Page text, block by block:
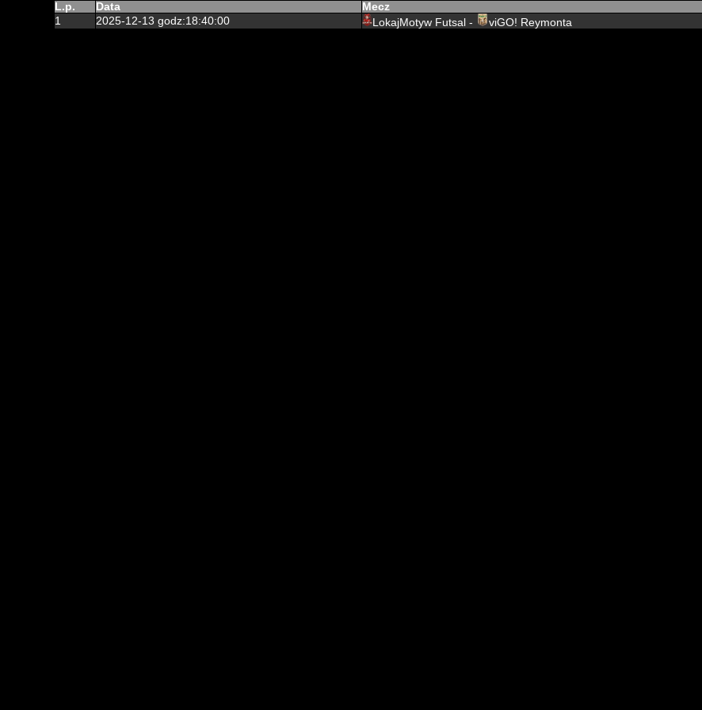
L.p. Data Mecz
1
2025-12-13 godz:18:40:00 LokajMotyw Futsal - viGO! Reymonta